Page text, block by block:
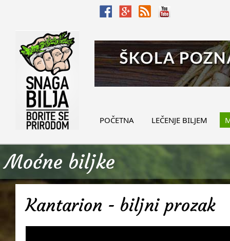
POČETNA LEČENJE BILJEM
Moćne biljke
Kantarion - biljni prozak